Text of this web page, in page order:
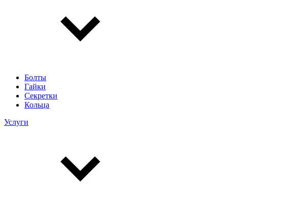
Болты
Гайки
Секретки
Кольца
Услуги